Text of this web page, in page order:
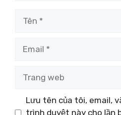
Lưu tên của tôi, email,
trình duyệt này cho lần